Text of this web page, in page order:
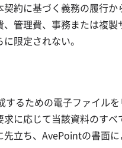
約に基づく義務の履行
管理費、事務または複
限定されない。
るための電子ファイル
に応じて当該資料のす
立ち、AvePointの書面